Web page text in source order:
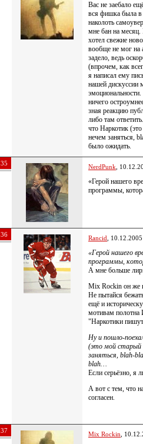
Вас не заебало
вся фишка была в
наколоть
мне бан на
хотел свежие
вообще не мог на
задело, ведь
(впрочем, как
я написал ему
нашей дискуссии
ничего
зная реакцию
либо там
что Наркотик
нечем заняться,
было ожидать.
35 NerdPunk ,
«Герой нашего
программы,
36 Rancid ,
«Герой нашего
программы,
А мне больше
Mix Rockin он же
Не пытайся
ещё и
мотивам полотна
"Наркотики
Ну и пошло-
(это мой старый
заняться, blah-
blah…
Если серьёзно, я
А вот с тем, что
согласен.
37 Mix Rockin ,